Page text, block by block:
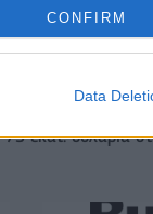
CONFIRM
Data
IAB Hellas:
- Πρόεδρος ο
εκατ. δολάρια